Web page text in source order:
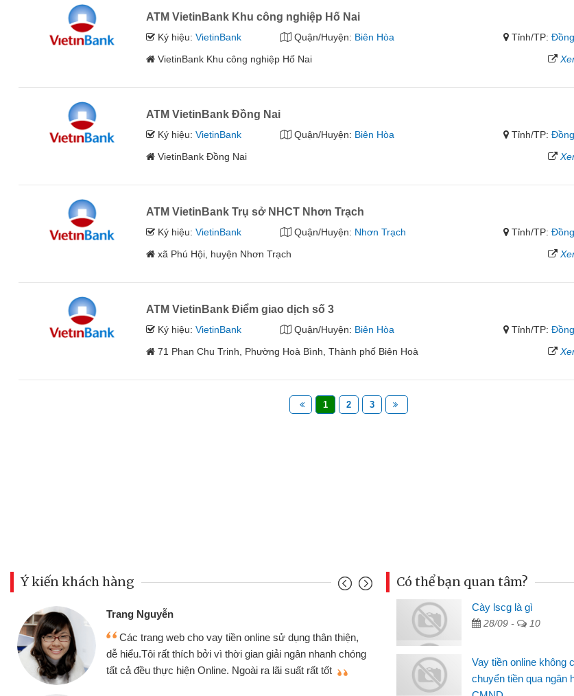
ATM VietinBank Khu công nghiệp Hố Nai
Ký hiệu:VietinBank Quận/Huyện: Biên Hòa Tỉnh/TP:
VietinBank Khu công nghiệp Hố Nai
ATM VietinBank Đồng Nai
Ký hiệu:VietinBank Quận/Huyện: Biên Hòa Tỉnh/TP:
VietinBank Đồng Nai
ATM VietinBank Trụ sở NHCT Nhơn Trạch
Ký hiệu:VietinBank Quận/Huyện: Nhơn Trạch Tỉnh/TP:
xã Phú Hội, huyện Nhơn Trạch
ATM VietinBank Điểm giao dịch số 3
Ký hiệu:VietinBank Quận/Huyện: Biên Hòa Tỉnh/TP:
71 Phan Chu Trinh, Phường Hoà Bình, Thành phố Biên Hoà
1 2 3
Ý kiến khách hàng
Trang Nguyễn
Các trang web cho vay tiền online sử dụng thân thiện,
dễ hiểu.Tôi rất thích bởi vì thời gian giải ngân nhanh chóng
tất cả đều thực hiện Online. Ngoài ra lãi suất rất tốt
Đoàn Hữu Cảnh
Mình cần tiền gấp
nhưng thật may đã
không cần gặp mặt
bè biết
Có thể bạn quan tâm?
Cày lscg là gì
28/09 - 10
Vay tiền online không
chuyển tiền qua ngân